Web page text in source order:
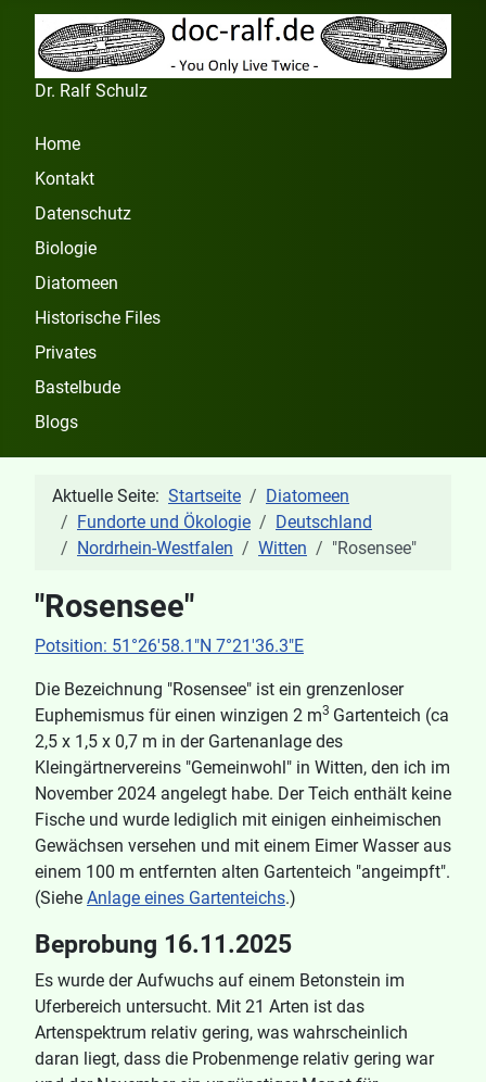
Dr. Ralf Schulz
Home
Kontakt
Datenschutz
Biologie
Diatomeen
Historische Files
Privates
Bastelbude
Blogs
Aktuelle Seite: Startseite
Diatomeen
Fundorte und Ökologie
Deutschland
Nordrhein-Westfalen
Witten "Rosensee"
"Rosensee"
Potsition: 51°26'58.1"N 7°21'36.3"E
Die Bezeichnung "Rosensee" ist ein grenzenloser
Euphemismus für einen winzigen 2 m3 Gartenteich (ca
2,5 x 1,5 x 0,7 m in der Gartenanlage des
Kleingärtnervereins "Gemeinwohl" in Witten, den ich im
November 2024 angelegt habe. Der Teich enthält keine
Fische und wurde lediglich mit einigen einheimischen
Gewächsen versehen und mit einem Eimer Wasser aus
einem 100 m entfernten alten Gartenteich "angeimpft".
(Siehe Anlage eines Gartenteichs.)
Beprobung 16.11.2025
Es wurde der Aufwuchs auf einem Betonstein im
Uferbereich untersucht. Mit 21 Arten ist das
Artenspektrum relativ gering, was wahrscheinlich
daran liegt, dass die Probenmenge relativ gering war